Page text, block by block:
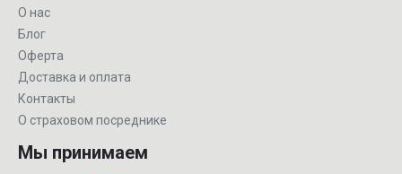
О нас
Блог
Оферта
Доставка и оплата
Контакты
О страховом посреднике
Мы принимаем